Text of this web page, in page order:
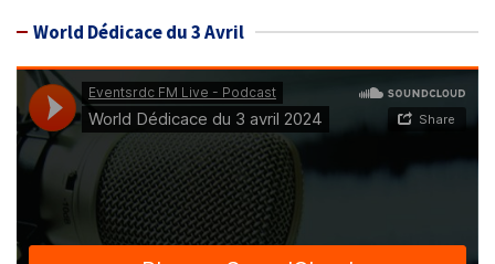
World Dédicace du 3 Avril